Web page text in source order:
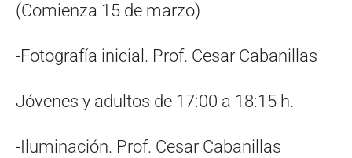
(Comienza 15 de marzo)
-Fotografía inicial. Prof. Cesar Cabanillas
Jóvenes y adultos de 17:00 a 18:15 h.
-Iluminación. Prof. Cesar Cabanillas